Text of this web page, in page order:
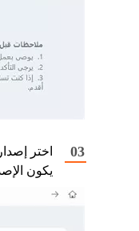
اختر
يكون